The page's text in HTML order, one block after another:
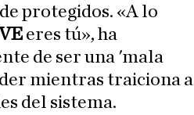
protegidos. «A lo
eres tú», ha
de ser una 'mala
mientras traiciona a
del sistema.